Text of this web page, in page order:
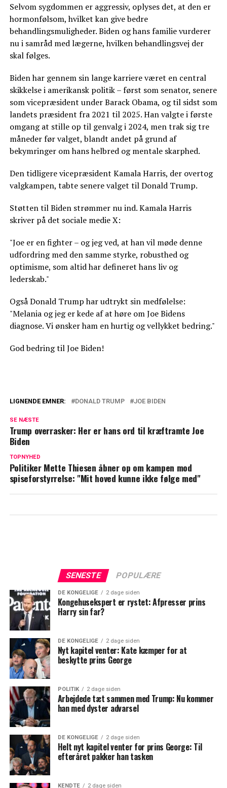
Selvom sygdommen er aggressiv, oplyses det, at den er
hormonfølsom, hvilket kan give bedre
behandlingsmuligheder. Biden og hans familie vurderer
nu i samråd med lægerne, hvilken behandlingsvej der
skal følges.
Biden har gennem sin lange karriere været en central
skikkelse i amerikansk politik – først som senator, senere
som vicepræsident under Barack Obama, og til sidst som
landets præsident fra 2021 til 2025. Han valgte i første
omgang at stille op til genvalg i 2024, men trak sig tre
måneder før valget, blandt andet på grund af
bekymringer om hans helbred og mentale skarphed.
Den tidligere vicepræsident Kamala Harris, der overtog
valgkampen, tabte senere valget til Donald Trump.
Støtten til Biden strømmer nu ind. Kamala Harris
skriver på det sociale medie X:
"Joe er en fighter – og jeg ved, at han vil møde denne
udfordring med den samme styrke, robusthed og
optimisme, som altid har defineret hans liv og
lederskab."
Også Donald Trump har udtrykt sin medfølelse:
"Melania og jeg er kede af at høre om Joe Bidens
diagnose. Vi ønsker ham en hurtig og vellykket bedring."
God bedring til Joe Biden!
han sig fra præsidentvalget i sidste
øjeblik
langer hårdt ud efter Trump
LIGNENDE EMNER: DONALD TRUMP JOE BIDEN
SE NÆSTE
Trump overrasker: Her er hans ord til kræftramte Joe
Biden
TOPNYHED
Politiker Mette Thiesen åbner op om kampen mod
spiseforstyrrelse: "Mit hoved kunne ikke følge med"
SENESTE POPULÆRE
DE KONGELIGE 2 dage siden
Kongehusekspert er rystet: Afpresser prins
Harry sin far?
DE KONGELIGE 2 dage siden
Nyt kapitel venter: Kate kæmper for at
beskytte prins George
POLITIK 2 dage siden
Arbejdede tæt sammen med Trump: Nu kommer
han med dyster advarsel
DE KONGELIGE 2 dage siden
Helt nyt kapitel venter for prins George: Til
efteråret pakker han tasken
KENDTE 2 dage siden